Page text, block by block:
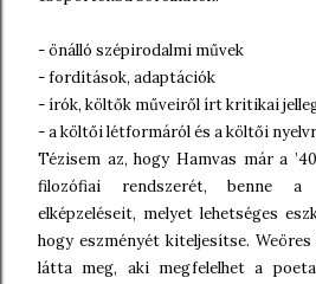
- önálló szépirodalmi művek
- fordítások, adaptációk
- írók, költők műveiről írt kritikai
- a költői létformáról és a költői
Tézisem az, hogy Hamvas már a
filozófiai rendszerét, benne a
elképzeléseit, melyet lehetséges
hogy eszményét kiteljesítse.
látta meg, aki megfelelhet a